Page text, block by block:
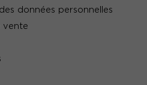
données personnelles
vente